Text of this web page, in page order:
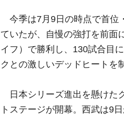
今季は7月9日の時点で首位
ていたが、自慢の強打を前面
イフ）で勝利し、130試合目
クとの激しいデッドヒートを
日本シリーズ進出を懸けた
トステージが開幕。西武は9